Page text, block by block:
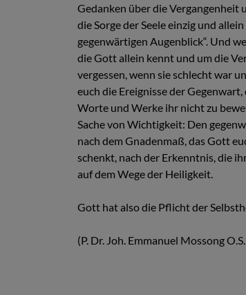
Gedanken über die Vergangenheit
die Sorge der Seele einzig und
gegenwärtigen Augenblick“. Und
die Gott allein kennt und um die
vergessen, wenn sie schlecht war
euch die Ereignisse der
Worte und Werke ihr nicht zu
Sache von Wichtigkeit: Den
nach dem Gnadenmaß, das Gott
schenkt, nach der Erkenntnis, die
auf dem Wege der Heiligkeit.
Gott hat also die Pflicht der
(P. Dr. Joh. Emmanuel Mossong